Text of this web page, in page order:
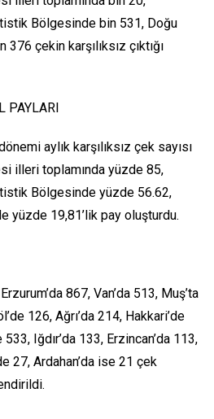
Bölgesinde bin 531, Doğu
çekin karşılıksız çıktığı
PAYLARI
aylık karşılıksız çek sayısı
illeri toplamında yüzde 85,
Bölgesinde yüzde 56.62,
yüzde 19,81’lik pay oluşturdu.
867, Van’da 513, Muş’ta
126, Ağrı’da 214, Hakkari’de
Iğdır’da 133, Erzincan’da 113,
27, Ardahan’da ise 21 çek